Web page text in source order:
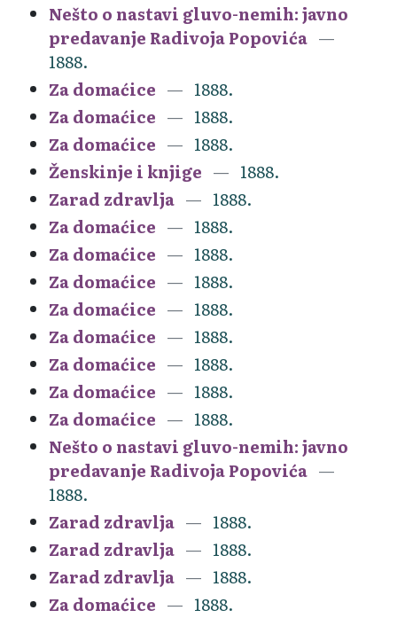
Nešto o nastavi gluvo-nemih: javno
predavanje Radivoja Popovića
1888.
Za domaćice
1888.
Za domaćice
1888.
Za domaćice
1888.
Ženskinje i knjige
1888.
Zarad zdravlja
1888.
Za domaćice
1888.
Za domaćice
1888.
Za domaćice
1888.
Za domaćice
1888.
Za domaćice
1888.
Za domaćice
1888.
Za domaćice
1888.
Za domaćice
1888.
Nešto o nastavi gluvo-nemih: javno
predavanje Radivoja Popovića
1888.
Zarad zdravlja
1888.
Zarad zdravlja
1888.
Zarad zdravlja
1888.
Za domaćice
1888.